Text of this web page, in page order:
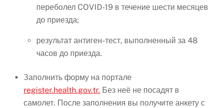
переболел COVID-19 в течение шести месяцев
до приезда;
результат антиген-тест, выполненный за 48
часов до приезда.
Заполнить форму на портале
register.health.gov.tr. Без неё не посадят в
самолет. После заполнения вы получите анкету с